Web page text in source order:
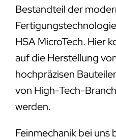
Bestandteil der
HSA MicroTech. Hier
auf die Herstellung
hochpräzisen
von High-Tech-
werden.
Feinmechanik bei